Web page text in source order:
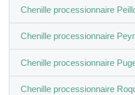
Chenille processionnaire
Chenille processionnaire
Chenille processionnaire
Chenille processionnaire